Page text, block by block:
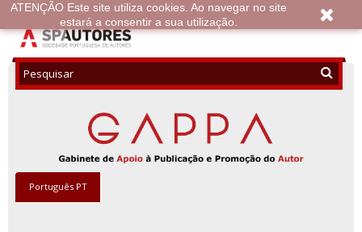
Português PT
ATENÇÃO Este site utiliza cookies. Ao navegar no site
estará a consentir a sua utilização.